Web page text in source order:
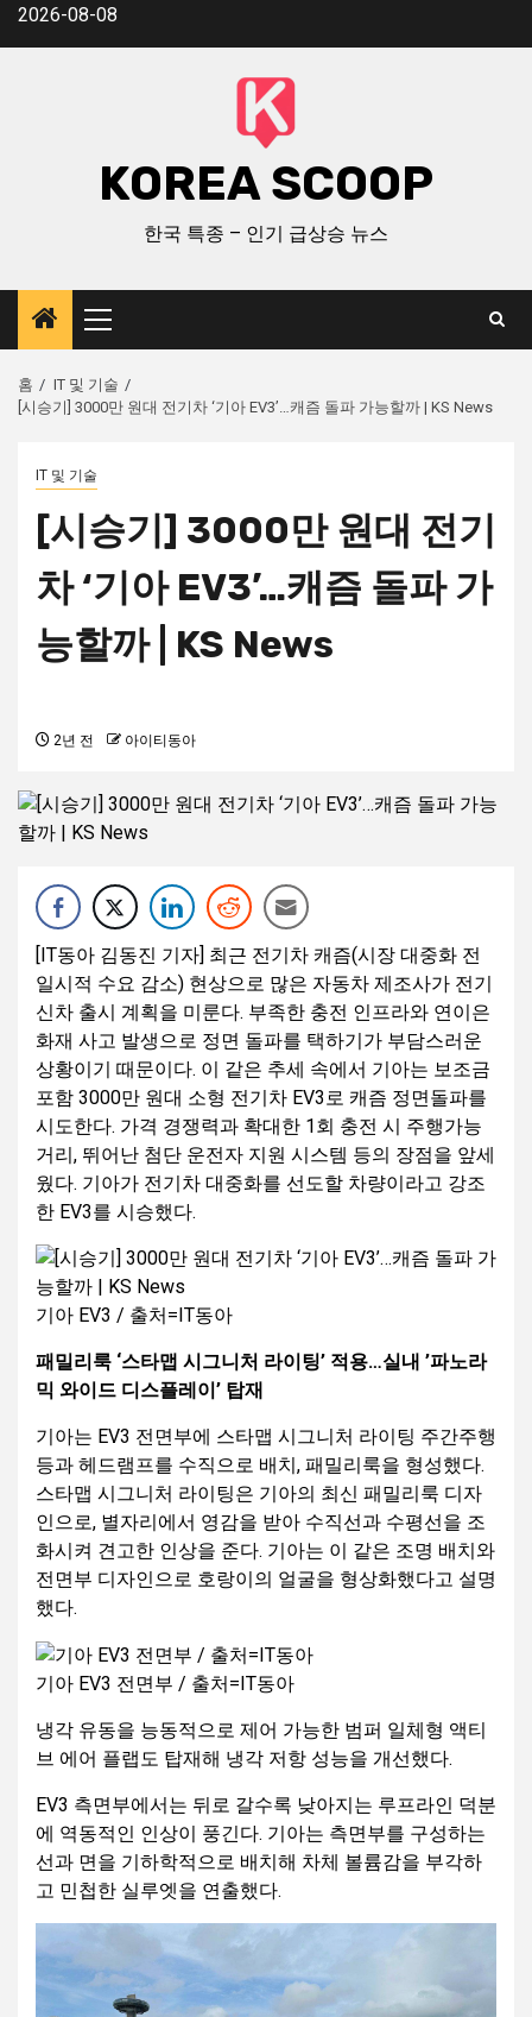
2026-08-08
KOREA SCOOP
한국 특종 – 인기 급상승 뉴스
홈
IT 및 기술
[시승기] 3000만 원대 전기차 ‘기아 EV3’…캐즘 돌파 가능할까 | KS News
IT 및 기술
[시승기] 3000만 원대 전기
차 ‘기아 EV3’…캐즘 돌파 가
능할까 | KS News
2년 전 아이티동아
[IT동아 김동진 기자] 최근 전기차 캐즘(시장 대중화 전
일시적 수요 감소) 현상으로 많은 자동차 제조사가 전기
신차 출시 계획을 미룬다. 부족한 충전 인프라와 연이은
화재 사고 발생으로 정면 돌파를 택하기가 부담스러운
상황이기 때문이다. 이 같은 추세 속에서 기아는 보조금
포함 3000만 원대 소형 전기차 EV3로 캐즘 정면돌파를
시도한다. 가격 경쟁력과 확대한 1회 충전 시 주행가능
거리, 뛰어난 첨단 운전자 지원 시스템 등의 장점을 앞세
웠다. 기아가 전기차 대중화를 선도할 차량이라고 강조
한 EV3를 시승했다.
기아 EV3 / 출처=IT동아
패밀리룩 ‘스타맵 시그니처 라이팅’ 적용…실내 ’파노라
믹 와이드 디스플레이’ 탑재
기아는 EV3 전면부에 스타맵 시그니처 라이팅 주간주행
등과 헤드램프를 수직으로 배치, 패밀리룩을 형성했다.
스타맵 시그니처 라이팅은 기아의 최신 패밀리룩 디자
인으로, 별자리에서 영감을 받아 수직선과 수평선을 조
화시켜 견고한 인상을 준다. 기아는 이 같은 조명 배치와
전면부 디자인으로 호랑이의 얼굴을 형상화했다고 설명
했다.
기아 EV3 전면부 / 출처=IT동아
냉각 유동을 능동적으로 제어 가능한 범퍼 일체형 액티
브 에어 플랩도 탑재해 냉각 저항 성능을 개선했다.
EV3 측면부에서는 뒤로 갈수록 낮아지는 루프라인 덕분
에 역동적인 인상이 풍긴다. 기아는 측면부를 구성하는
선과 면을 기하학적으로 배치해 차체 볼륨감을 부각하
고 민첩한 실루엣을 연출했다.